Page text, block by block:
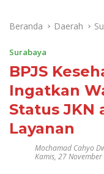
Beranda Daerah
Surabaya
BPJS
Ingatkan
Status JKN
Layanan
Mochamad Cahyo
Kamis, 27